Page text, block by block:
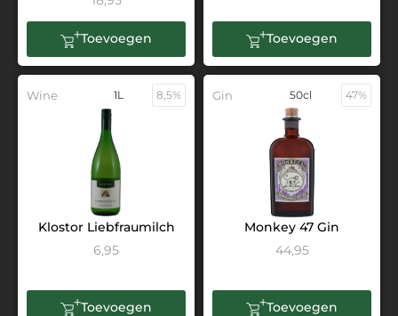
Toevoegen Toevoegen
Wine 1L 8,5%
Klostor Liebfraumilch
6,95
Toevoegen
Gin 50cl 47%
Monkey 47 Gin
44,95
Toevoegen